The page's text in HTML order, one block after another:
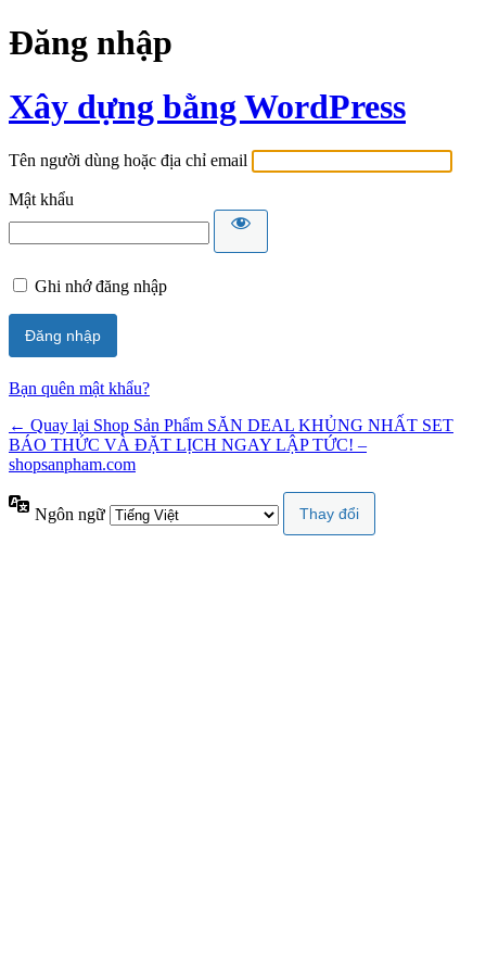
Đăng nhập
Xây dựng bằng WordPress
Tên người dùng hoặc địa chỉ email
Mật khẩu
Ghi nhớ đăng nhập
Bạn quên mật khẩu?
← Quay lại Shop Sản Phẩm SĂN DEAL KHỦNG NHẤT SET
BÁO THỨC VÀ ĐẶT LỊCH NGAY LẬP TỨC! –
shopsanpham.com
Ngôn ngữ